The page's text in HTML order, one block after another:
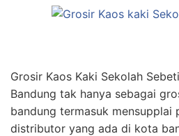
Grosir Kaos Kaki Sekolah
Bandung tak hanya sebagai
bandung termasuk mensupplai
distributor yang ada di kota